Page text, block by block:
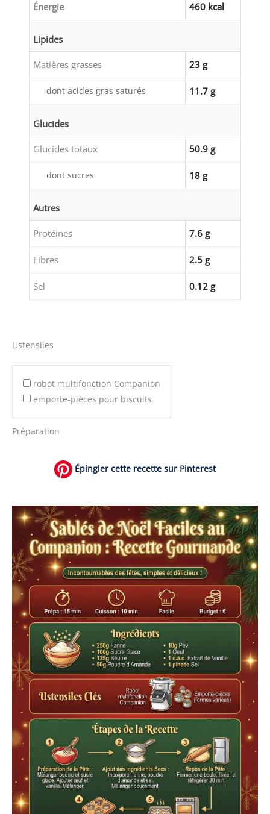
Énergie 460 kcal
Lipides
Matières grasses 23 g
dont acides gras saturés 11.7 g
Glucides
Glucides totaux 50.9 g
dont sucres 18 g
Autres
Protéines 7.6 g
Fibres 2.5 g
Sel 0.12 g
Ustensiles
robot multifonction Companion
emporte-pièces pour biscuits
Préparation
Épingler cette recette sur Pinterest